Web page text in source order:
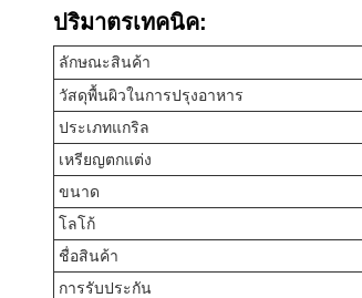
ปริมาตรเทคนิค:
ลักษณะสินค้า
วัสดุพื้นผิวในการปรุงอาหาร
ประเภทแกริล
เหรียญตกแต่ง
ขนาด
โลโก้
ชื่อสินค้า
การรับประกัน